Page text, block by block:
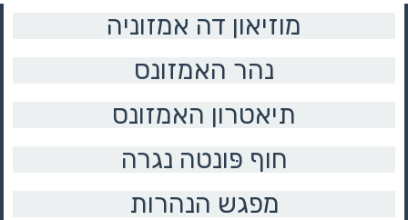
מוזיאון דה אמזוניה
נהר האמזונס
תיאטרון האמזונס
חוף פּונטה נגרה
מפגש הנהרות